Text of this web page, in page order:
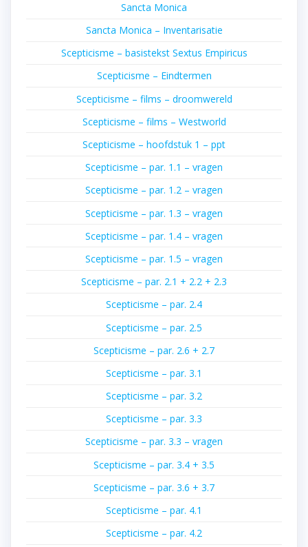
Sancta Monica
Sancta Monica – Inventarisatie
Scepticisme – basistekst Sextus Empiricus
Scepticisme – Eindtermen
Scepticisme – films – droomwereld
Scepticisme – films – Westworld
Scepticisme – hoofdstuk 1 – ppt
Scepticisme – par. 1.1 – vragen
Scepticisme – par. 1.2 – vragen
Scepticisme – par. 1.3 – vragen
Scepticisme – par. 1.4 – vragen
Scepticisme – par. 1.5 – vragen
Scepticisme – par. 2.1 + 2.2 + 2.3
Scepticisme – par. 2.4
Scepticisme – par. 2.5
Scepticisme – par. 2.6 + 2.7
Scepticisme – par. 3.1
Scepticisme – par. 3.2
Scepticisme – par. 3.3
Scepticisme – par. 3.3 – vragen
Scepticisme – par. 3.4 + 3.5
Scepticisme – par. 3.6 + 3.7
Scepticisme – par. 4.1
Scepticisme – par. 4.2